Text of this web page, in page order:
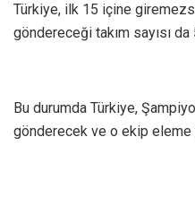
Türkiye, ilk 15 içine
göndereceği takım sayısı da
Bu durumda Türkiye,
gönderecek ve o ekip